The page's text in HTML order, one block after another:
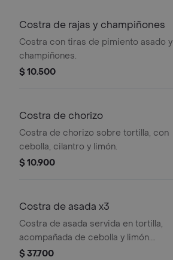
Costra de rajas y champiñones
Costra con tiras de pimiento asado y
champiñones.
$ 10.500
Costra de chorizo
Costra de chorizo sobre tortilla, con
cebolla, cilantro y limón.
$ 10.900
Costra de asada x3
Costra de asada servida en tortilla,
acompañada de cebolla y limón.
Incluye tres porciones.
$ 37.700